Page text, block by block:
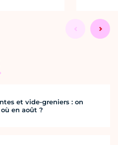
et vide-greniers : on
en août ?